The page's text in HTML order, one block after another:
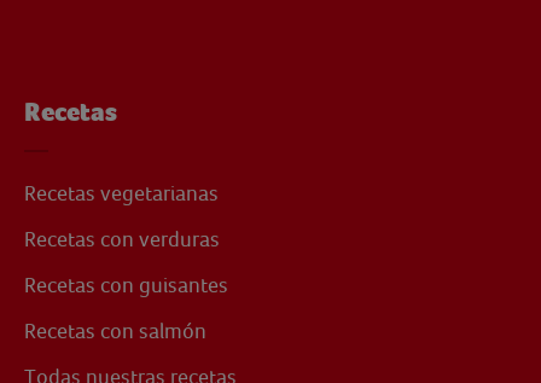
Recetas
Recetas vegetarianas
Recetas con verduras
Recetas con guisantes
Recetas con salmón
Todas nuestras recetas